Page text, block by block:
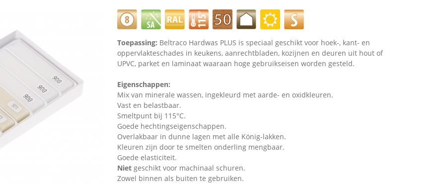
Toepassing: Beltraco Hardwas PLUS is speciaal geschikt voor hoek-, kant- en
oppervlakteschades in keukens, aanrechtbladen, kozijnen en deuren uit hout of
UPVC, parket en laminaat waaraan hoge gebruikseisen worden gesteld.
Eigenschappen:
Mix van minerale wassen, ingekleurd met aarde- en oxidkleuren.
Vast en belastbaar.
Smeltpunt bij 115°C.
Goede hechtingseigenschappen.
Overlakbaar in dunne lagen met alle König-lakken.
Kleuren zijn door te smelten onderling mengbaar.
Goede elasticiteit.
Niet geschikt voor machinaal schuren.
Zowel binnen als buiten te gebruiken.